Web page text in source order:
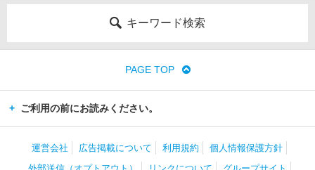
キーワード検索
PAGE TOP
ご利用の前にお読みください。
運営会社 広告掲載について 利用規約
個人情報保護方針